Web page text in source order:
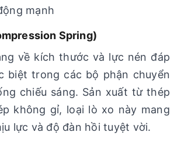
mạnh
Spring)
về kích thước và lực nén đáp
biệt trong các bộ phận chuyển
chiếu sáng. Sản xuất từ thép
không gỉ, loại lò xo này mang
lực và độ đàn hồi tuyệt vời.